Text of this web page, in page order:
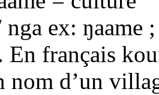
ex: ŋaame
En français
nom d’un